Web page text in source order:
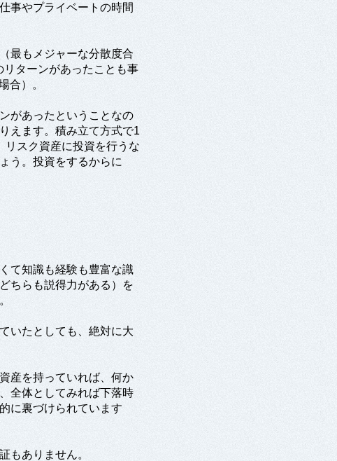
事やプライベートの時間
最もメジャーな分散度合
ターンがあったことも事
合）。
があったということなの
えます。積み立て方式で1
リスク資産に投資を行うな
う。投資をするからに
て知識も経験も豊富な識
ちらも説得力がある）を
いたとしても、絶対に大
産を持っていれば、何か
全体としてみれば下落時
に裏づけられています
もありません。